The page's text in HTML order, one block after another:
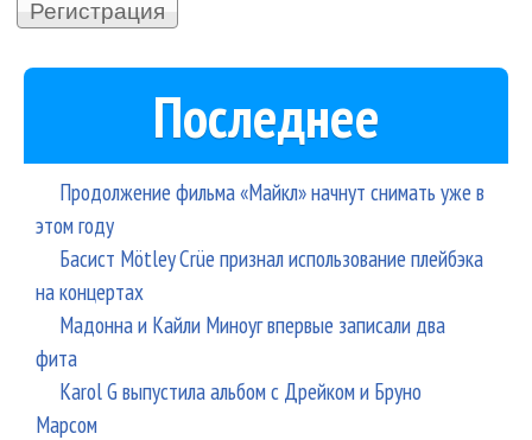
Последнее
Продолжение фильма «Майкл» начнут снимать уже в
этом году
Басист Mötley Crüe признал использование плейбэка
на концертах
Мадонна и Кайли Миноуг впервые записали два
фита
Karol G выпустила альбом с Дрейком и Бруно
Марсом